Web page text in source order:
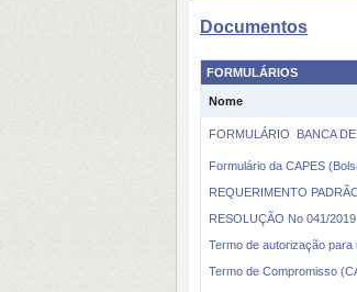
Documentos
FORMULÁRIOS
Nome
FORMULÁRIO  BANCA
Formulário da CAPES
REQUERIMENTO
RESOLUÇÃO No 041/
Termo de autorização para
Termo de Compromisso